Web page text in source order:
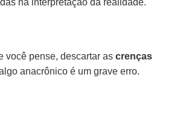
você pense, descartar ascrenças
anacrônico é um grave erro.